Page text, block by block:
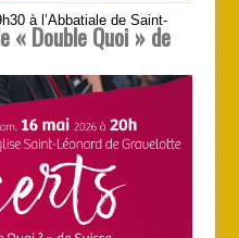
à l’Abbatiale de Saint-
« Double Quoi » de